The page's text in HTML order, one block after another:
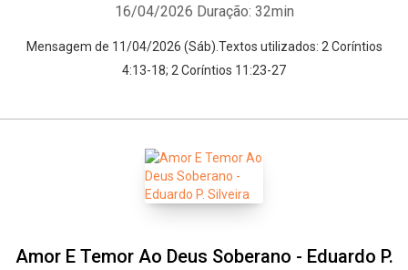
16/04/2026 Duração: 32min
Mensagem de 11/04/2026 (Sáb).Textos utilizados: 2 Coríntios
4:13-18; 2 Coríntios 11:23-27
Amor E Temor Ao Deus Soberano - Eduardo P.